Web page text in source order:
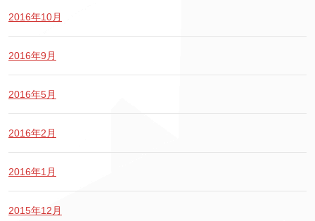
2016年10月
2016年9月
2016年5月
2016年2月
2016年1月
2015年12月